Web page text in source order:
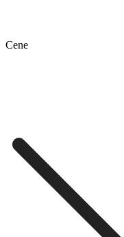
Cene